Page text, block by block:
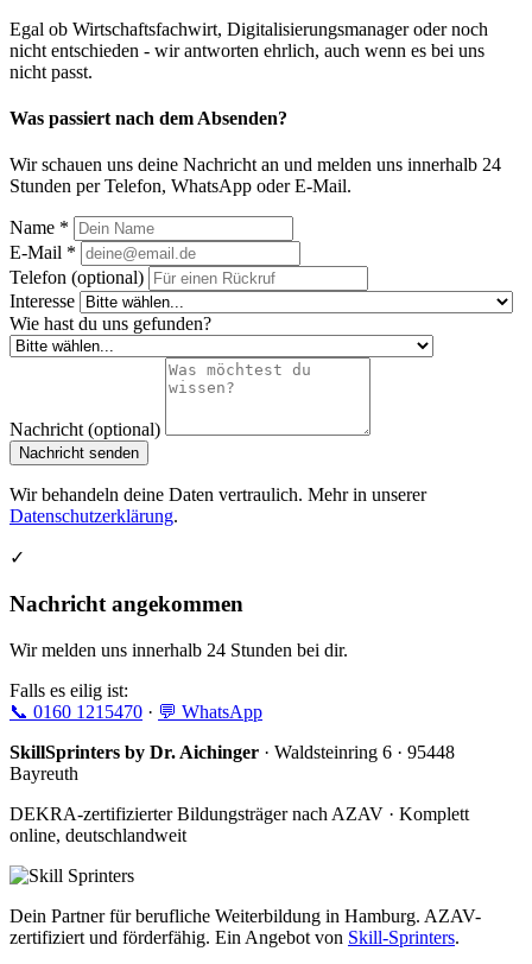
Egal ob Wirtschaftsfachwirt, Digitalisierungsmanager oder noch
nicht entschieden - wir antworten ehrlich, auch wenn es bei uns
nicht passt.
Was passiert nach dem Absenden?
Wir schauen uns deine Nachricht an und melden uns innerhalb 24
Stunden per Telefon, WhatsApp oder E-Mail.
Name *
E-Mail *
Telefon (optional)
Interesse
Wie hast du uns gefunden?
Nachricht (optional)
Nachricht senden
Wir behandeln deine Daten vertraulich. Mehr in unserer
Datenschutzerklärung.
✓
Nachricht angekommen
Wir melden uns innerhalb 24 Stunden bei dir.
Falls es eilig ist:
📞 0160 1215470 · 💬 WhatsApp
SkillSprinters by Dr. Aichinger · Waldsteinring 6 · 95448
Bayreuth
DEKRA-zertifizierter Bildungsträger nach AZAV · Komplett
online, deutschlandweit
Dein Partner für berufliche Weiterbildung in Hamburg. AZAV-
zertifiziert und förderfähig. Ein Angebot von Skill-Sprinters.